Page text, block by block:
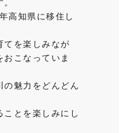
高知県に移住し
てを楽しみなが
おこなっていま
の魅力をどんどん
ことを楽しみにし